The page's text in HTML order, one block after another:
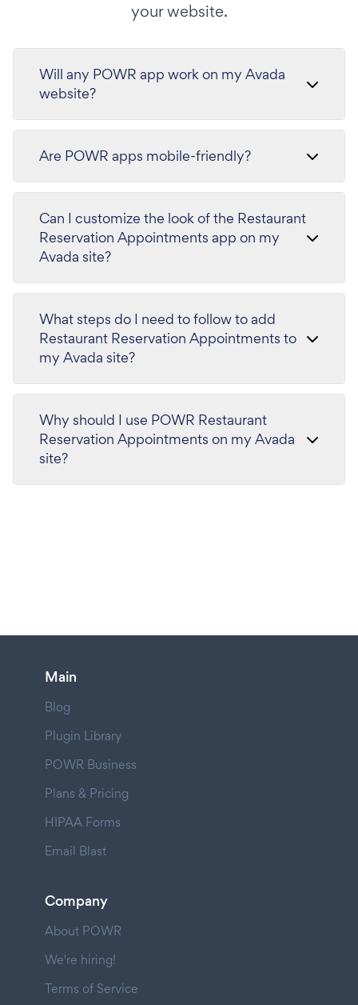
your website.
Will any POWR app work on my Avada
website?
Are POWR apps mobile-friendly?
Can I customize the look of the Restaurant
Reservation Appointments app on my
Avada site?
What steps do I need to follow to add
Restaurant Reservation Appointments to
my Avada site?
Why should I use POWR Restaurant
Reservation Appointments on my Avada
site?
Main
Blog
Plugin Library
POWR Business
Plans & Pricing
HIPAA Forms
Email Blast
Company
About POWR
We're hiring!
Terms of Service